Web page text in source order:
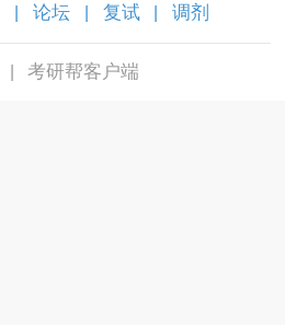
论坛 复试 调剂
考研帮客户端